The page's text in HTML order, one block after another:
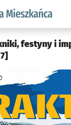
wroclaw.pl
festyny i